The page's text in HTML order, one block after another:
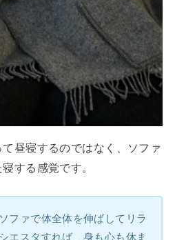
昼寝するのではなく、ソファ
する感覚です。
ファで体全体を伸ばしてリラ
エスタすれば、身も心も休ま